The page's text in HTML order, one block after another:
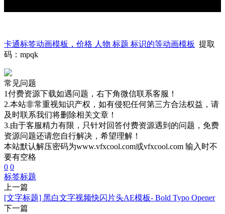
卡通标签动画模板，价格 人物 标题 标识的等动画模板 提取
码：mpqk
常见问题
1付费资源下载如遇问题，右下角微信联系客服！
2.本站非常重视知识产权，如有侵犯任何第三方合法权益，请
及时联系我们将删除相关文章！
3.由于客服精力有限，只针对回答付费资源遇到的问题，免费
资源问题还请您自行解决，希望理解！
本站默认解压密码为www.vfxcool.com或vfxcool.com 输入时不
要有空格
0 0
标签标题
上一篇
[文字标题] 黑白文字视频快闪片头AE模板- Bold Typo Opener
下一篇